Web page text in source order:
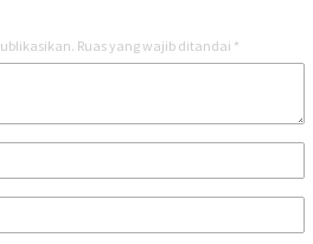
Ruas yang wajib ditandai *